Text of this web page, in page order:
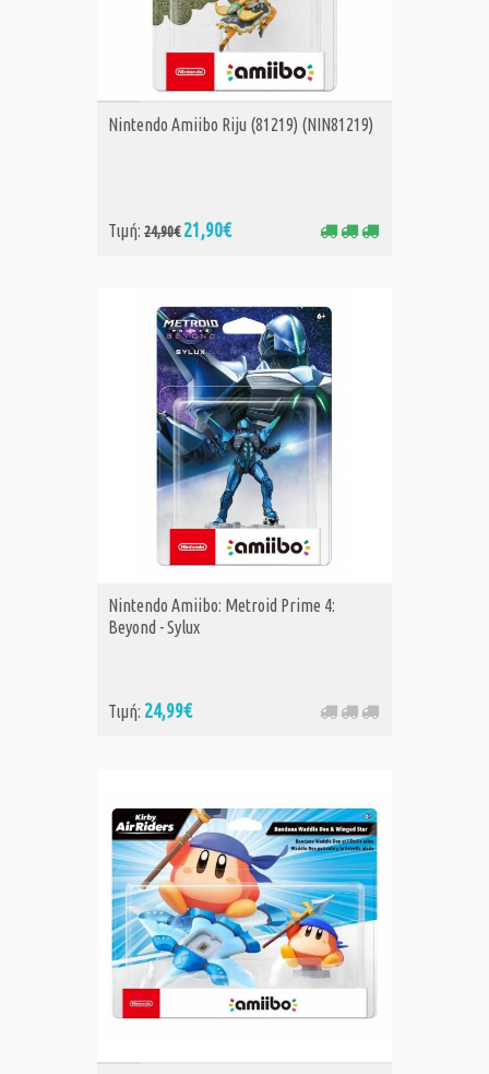
ΑΓΟΡΑ
Nintendo Amiibo Riju (81219) (NIN81219)
Τιμή: 24,90€21,90€
Nintendo Amiibo: Metroid Prime 4:
Beyond - Sylux
Τιμή: 24,99€